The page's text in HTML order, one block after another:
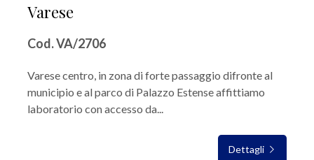
Varese
Cod. VA/2706
Varese centro, in zona di forte passaggio difronte al
municipio e al parco di Palazzo Estense affittiamo
laboratorio con accesso da...
Dettagli